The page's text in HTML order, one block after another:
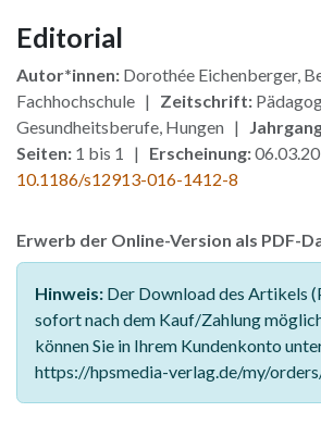
Editorial
Autor*innen: Dorothée Eichenberger,
Fachhochschule | Zeitschrift:
Gesundheitsberufe, Hungen |
Seiten: 1 bis 1 | Erscheinung:
10.1186/s12913-016-1412-8
Erwerb der Online-Version als PDF-
Hinweis: Der Download des Artikels
sofort nach dem Kauf/Zahlung
können Sie in Ihrem Kundenkonto
https://hpsmedia-verlag.de/my/